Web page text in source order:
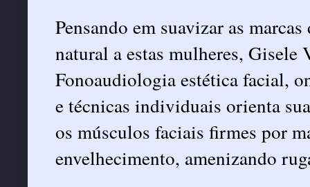
Pensando em suavizar as
natural a estas mulheres, Gisele
Fonoaudiologia estética facial,
e técnicas individuais orienta
os músculos faciais firmes por
envelhecimento, amenizando